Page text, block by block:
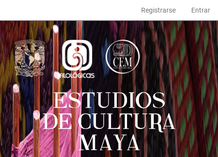
Contenido
principal
Barra
lateral
Registrarse Entrar